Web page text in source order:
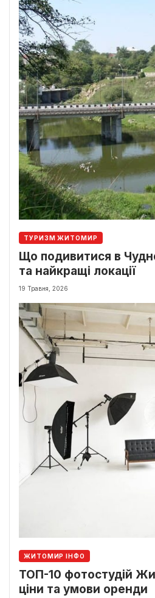
ТУРИЗМ ЖИТОМИР
Що подивитися в
та найкращі локації
19 Травня, 2026
ЖИТОМИР ІНФО
ТОП-10 фотостудій
ціни та умови оренди